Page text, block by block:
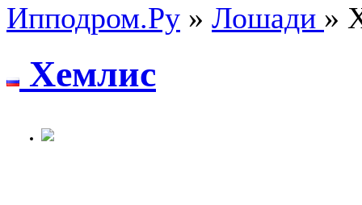
Ипподром.Ру » Лошади »
Xeмлиc